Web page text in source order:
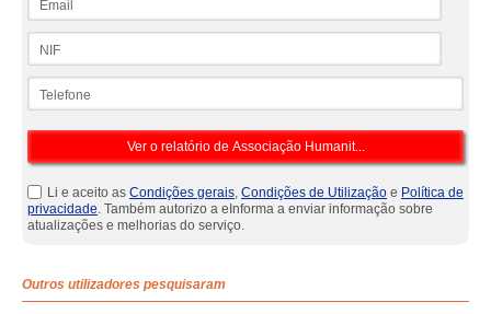
Li e aceito as Condições gerais, Condições de Utilização e Política de
privacidade. Também autorizo a eInforma a enviar informação sobre
atualizações e melhorias do serviço.
Outros utilizadores pesquisaram